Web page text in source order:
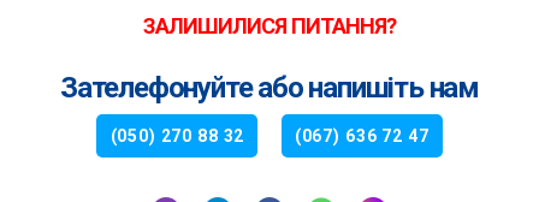
ЗАЛИШИЛИСЯ ПИТАННЯ?
Зателефонуйте або напишіть нам
(050) 270 88 32 (067) 636 72 47